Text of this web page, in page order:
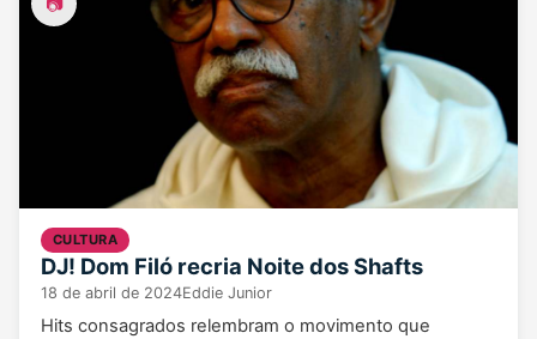
CULTURA
DJ! Dom Filó recria Noite dos Shafts
18 de abril de 2024Eddie Junior
Hits consagrados relembram o movimento que